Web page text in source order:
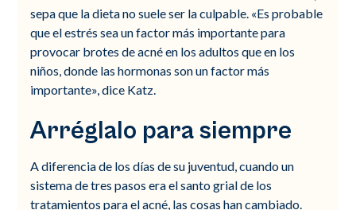
sepa que la dieta no suele ser la culpable. «Es probable
que el estrés sea un factor más importante para
provocar brotes de acné en los adultos que en los
niños, donde las hormonas son un factor más
importante», dice Katz.
Arréglalo para siempre
A diferencia de los días de su juventud, cuando un
sistema de tres pasos era el santo grial de los
tratamientos para el acné, las cosas han cambiado.